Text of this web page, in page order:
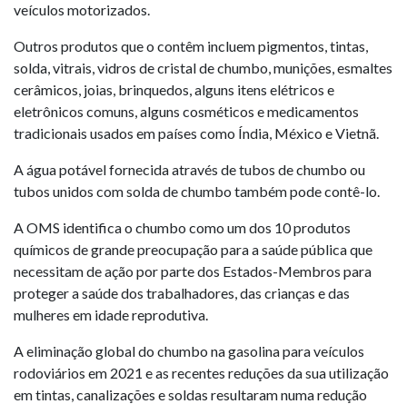
veículos motorizados.
Outros produtos que o contêm incluem pigmentos, tintas,
solda, vitrais, vidros de cristal de chumbo, munições, esmaltes
cerâmicos, joias, brinquedos, alguns itens elétricos e
eletrônicos comuns, alguns cosméticos e medicamentos
tradicionais usados ​​em países como Índia, México e Vietnã.
A água potável fornecida através de tubos de chumbo ou
tubos unidos com solda de chumbo também pode contê-lo.
A OMS identifica o chumbo como um dos 10 produtos
químicos de grande preocupação para a saúde pública que
necessitam de ação por parte dos Estados-Membros para
proteger a saúde dos trabalhadores, das crianças e das
mulheres em idade reprodutiva.
A eliminação global do chumbo na gasolina para veículos
rodoviários em 2021 e as recentes reduções da sua utilização
em tintas, canalizações e soldas resultaram numa redução